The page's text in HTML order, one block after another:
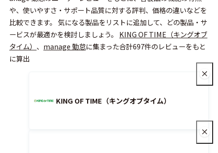
や、使いやすさ・サポート品質に対する評判、価格の違いなどを
比較できます。 気になる製品をリストに追加して、どの製品・サ
ービスが最適かを検討しましょう。 KING OF TIME（キングオブ
タイム） 、 manage 勤怠に集まった合計697件のレビューをもと
に算出
KING OF TIME（キングオブタイム）